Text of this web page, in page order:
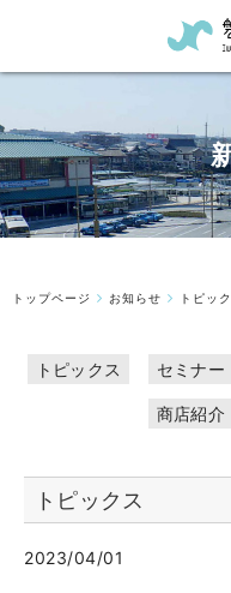
トップページ お知らせ トピッ
トピックス セミナー
商店紹介
トピックス
2023/04/01